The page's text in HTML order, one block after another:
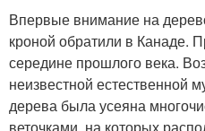
Впервые внимание на
кроной обратили в Канаде.
середине прошлого века.
неизвестной естественной
дерева была усеяна